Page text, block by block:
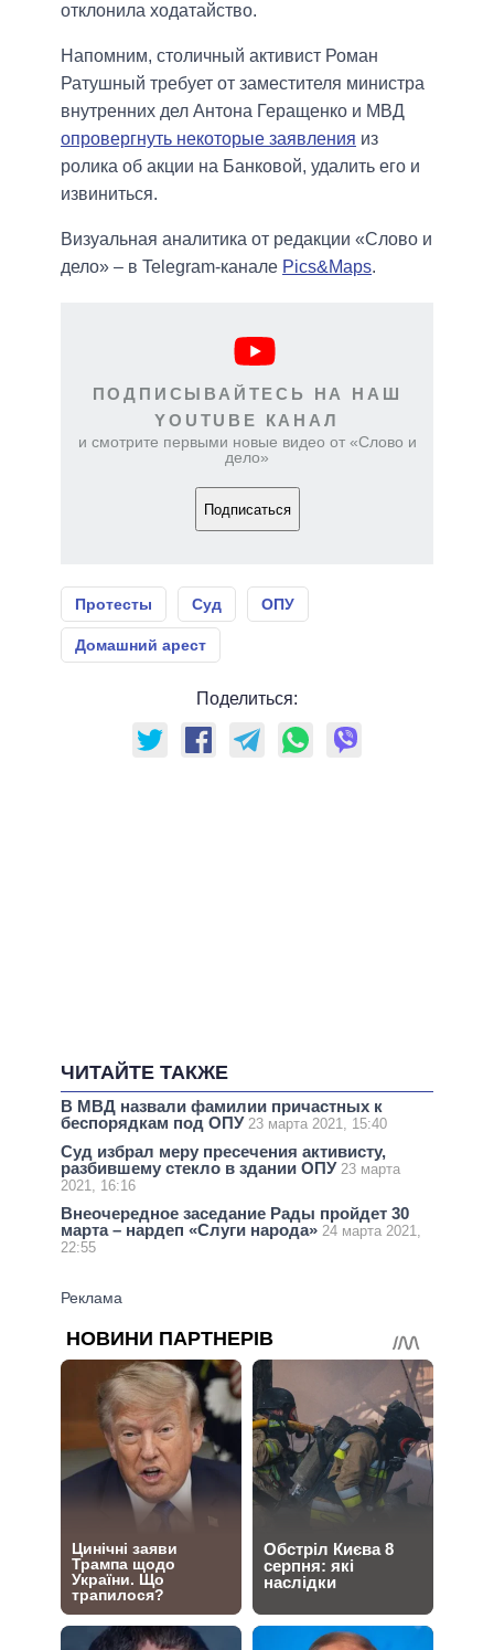
отклонила ходатайство.
Напомним, столичный активист Роман
Ратушный требует от заместителя министра
внутренних дел Антона Геращенко и МВД
опровергнуть некоторые заявления из
ролика об акции на Банковой, удалить его и
извиниться.
Визуальная аналитика от редакции «Слово и
дело» – в Telegram-канале Pics&Maps.
ПОДПИСЫВАЙТЕСЬ НА НАШ
YOUTUBE КАНАЛ
и смотрите первыми новые видео от «Слово и
дело»
Подписаться
Протесты Суд ОПУ
Домашний арест
Поделиться:
ЧИТАЙТЕ ТАКЖЕ
В МВД назвали фамилии причастных к
беспорядкам под ОПУ 23 марта 2021, 15:40
Суд избрал меру пресечения активисту,
разбившему стекло в здании ОПУ 23 марта
2021, 16:16
Внеочередное заседание Рады пройдет 30
марта – нардеп «Слуги народа» 24 марта 2021,
22:55